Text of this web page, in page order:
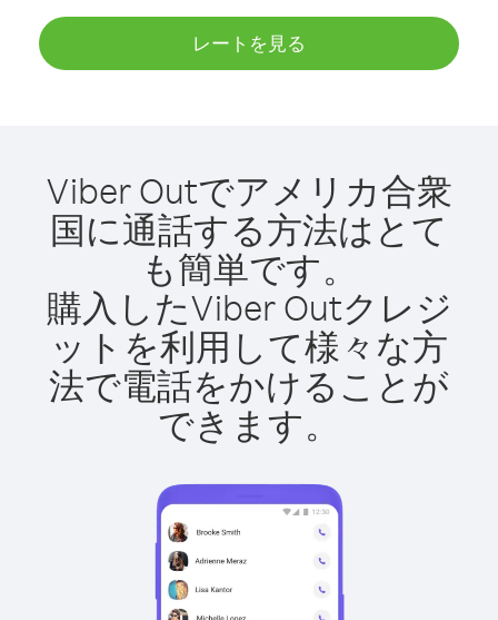
レートを見る
Viber Outでアメリカ合衆
国に通話する方法はとて
も簡単です。
購入したViber Outクレジ
ットを利用して様々な方
法で電話をかけることが
できます。